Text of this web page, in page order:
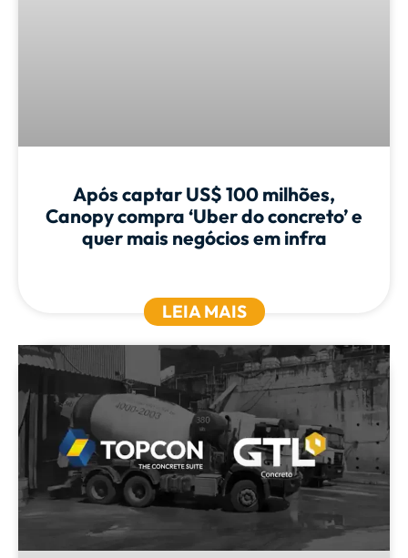
Após captar US$ 100 milhões,
Canopy compra ‘Uber do concreto’ e
quer mais negócios em infra
LEIA MAIS